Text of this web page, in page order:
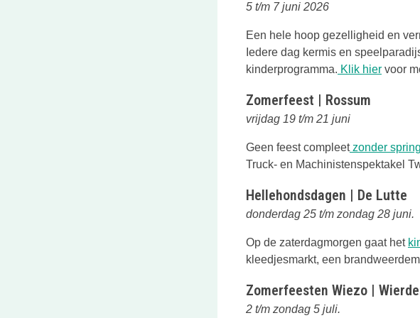
5 t/m 7 juni 2026
Een hele hoop gezelligheid en
Iedere dag kermis en
kinderprogramma. Klik hierDeze
voor
Zomerfeest | Rossum
vrijdag 19 t/m 21 juni
Geen feest compleetzonder
Truck- en Machinistenspektakel
Hellehondsdagen | De Lutte
donderdag 25 t/m zondag 28 juni.
Op de zaterdagmorgen gaat het
kleedjesmarkt, een
Zomerfeesten Wiezo |
2 t/m zondag 5 juli.